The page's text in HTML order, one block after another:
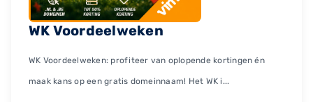
WK Voordeelweken
WK Voordeelweken: profiteer van oplopende kortingen én
maak kans op een gratis domeinnaam! Het WK i...